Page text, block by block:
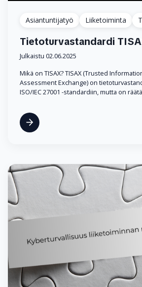
Asiantuntijatyö Liiketoiminta
Tietoturvastandardi
Julkaistu 02.06.2025
Mikä on TISAX? TISAX (Trusted
Assessment Exchange) on
ISO/IEC 27001 -standardiin, mutta on